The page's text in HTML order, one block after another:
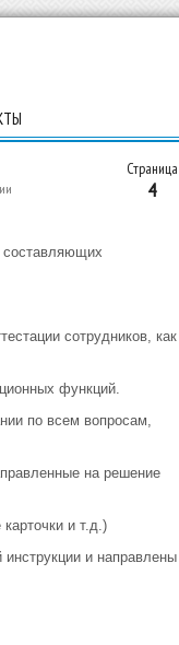
Страница
4
составляющих
сотрудников, как
функций.
по всем вопросам,
на решение
и т.д.)
и направлены